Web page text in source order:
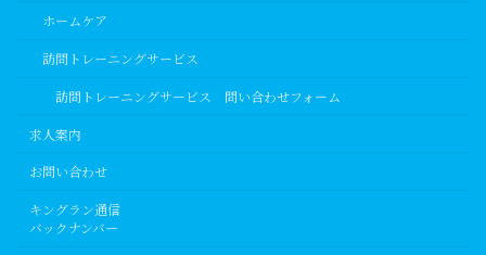
ホームケア
訪問トレーニングサービス
訪問トレーニングサービス 問い合わせフォーム
求人案内
お問い合わせ
キングラン通信
バックナンバー